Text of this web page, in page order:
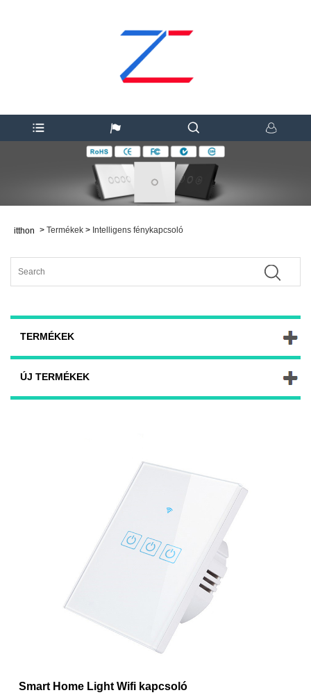
itthon > Termékek > Intelligens fénykapcsoló
TERMÉKEK
ÚJ TERMÉKEK
Smart Home Light Wifi kapcsoló